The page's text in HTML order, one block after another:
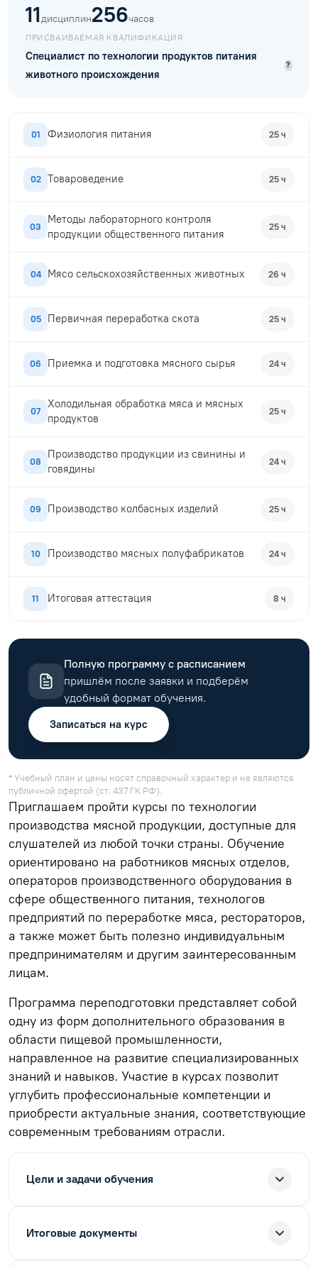
11дисциплин256часов
ПРИСВАИВАЕМАЯ КВАЛИФИКАЦИЯ
Специалист по технологии продуктов питания
животного происхождения
?
01 Физиология питания 25 ч
02 Товароведение 25 ч
03
Методы лабораторного контроля
продукции общественного питания
25 ч
04 Мясо сельскохозяйственных животных 26 ч
05 Первичная переработка скота 25 ч
06 Приемка и подготовка мясного сырья 24 ч
07
Холодильная обработка мяса и мясных
продуктов
25 ч
08
Производство продукции из свинины и
говядины
24 ч
09 Производство колбасных изделий 25 ч
10 Производство мясных полуфабрикатов 24 ч
11 Итоговая аттестация 8 ч
Полную программу с расписанием
пришлём после заявки и подберём
удобный формат обучения.
Записаться на курс
* Учебный план и цены носят справочный характер и не являются
публичной офертой (ст. 437 ГК РФ).
Приглашаем пройти курсы по технологии
производства мясной продукции, доступные для
слушателей из любой точки страны. Обучение
ориентировано на работников мясных отделов,
операторов производственного оборудования в
сфере общественного питания, технологов
предприятий по переработке мяса, рестораторов,
а также может быть полезно индивидуальным
предпринимателям и другим заинтересованным
лицам.
Программа переподготовки представляет собой
одну из форм дополнительного образования в
области пищевой промышленности,
направленное на развитие специализированных
знаний и навыков. Участие в курсах позволит
углубить профессиональные компетенции и
приобрести актуальные знания, соответствующие
современным требованиям отрасли.
Цели и задачи обучения
Итоговые документы